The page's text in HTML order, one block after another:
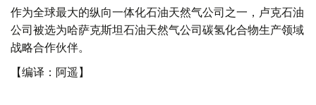
作为全球最大的纵向一体化石油天然气公司之一，卢克石油
公司被选为哈萨克斯坦石油天然气公司碳氢化合物生产领域
战略合作伙伴。
【编译：阿遥】